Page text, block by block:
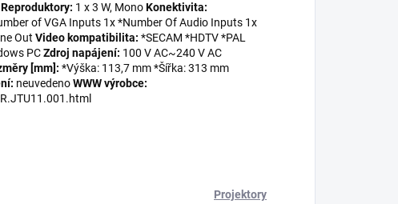
Reproduktory: 1 x 3 W, MonoKonektivita:
of VGA Inputs 1x *Number Of Audio Inputs 1x
Out Video kompatibilita: *SECAM *HDTV *PAL
PCZdroj napájení: 100 V AC~240 V AC
[mm]: *Výška: 113,7 mm *Šířka: 313 mm
neuvedenoWWW výrobce:
Projektory